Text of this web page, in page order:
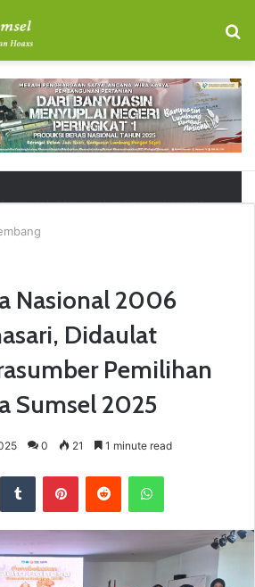
Nasional 2006
Didaulat
Pemilihan
Sumsel 2025
0 21 1 minute read